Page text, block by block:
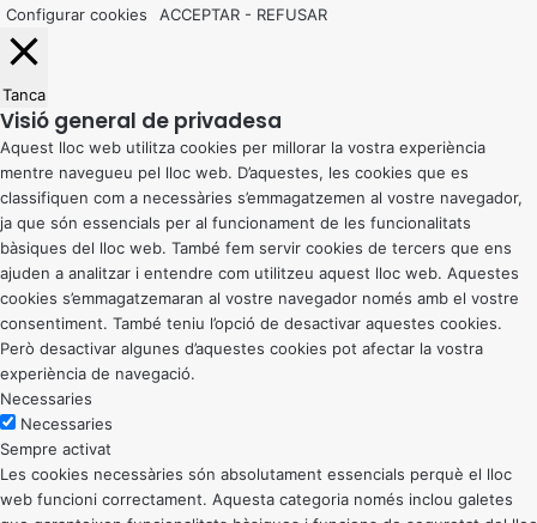
Configurar cookies
ACCEPTAR - REFUSAR
Tanca
Visió general de privadesa
Aquest lloc web utilitza cookies per millorar la vostra experiència
mentre navegueu pel lloc web. D’aquestes, les cookies que es
classifiquen com a necessàries s’emmagatzemen al vostre navegador,
ja que són essencials per al funcionament de les funcionalitats
bàsiques del lloc web. També fem servir cookies de tercers que ens
ajuden a analitzar i entendre com utilitzeu aquest lloc web. Aquestes
cookies s’emmagatzemaran al vostre navegador només amb el vostre
consentiment. També teniu l’opció de desactivar aquestes cookies.
Però desactivar algunes d’aquestes cookies pot afectar la vostra
experiència de navegació.
Necessaries
Necessaries
Sempre activat
Les cookies necessàries són absolutament essencials perquè el lloc
web funcioni correctament. Aquesta categoria només inclou galetes